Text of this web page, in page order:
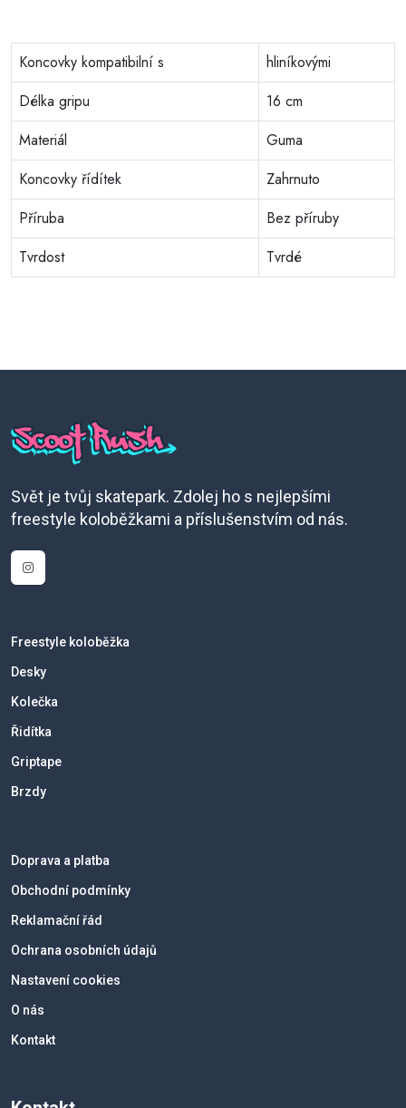
Koncovky kompatibilní s
hliníkovými
Délka gripu
16 cm
Materiál
Guma
Koncovky řídítek
Zahrnuto
Příruba
Bez příruby
Tvrdost
Tvrdé
Svět je tvůj skatepark. Zdolej ho s nejlepšími
freestyle koloběžkami a příslušenstvím od nás.
Freestyle koloběžka
Desky
Kolečka
Řidítka
Griptape
Brzdy
Doprava a platba
Obchodní podmínky
Reklamační řád
Ochrana osobních údajů
Nastavení cookies
O nás
Kontakt